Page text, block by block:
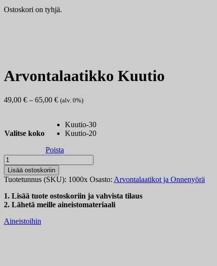
Ostoskori on tyhjä.
Arvontalaatikko Kuutio
49,00 € – 65,00 €Hintaluokka:
65,00 €
(alv. 0%)
Valitse koko
Kuutio-30
Kuutio-20
Poista
Arvontalaatikko
Kuutio
määrä
Lisää ostoskoriin
Tuotetunnus (SKU): 1000x Osasto: Arvontalaatikot ja Onnenyörä
1. Lisää tuote ostoskoriin ja vahvista tilaus
2. Lähetä meille aineistomateriaali
Aineistoihin